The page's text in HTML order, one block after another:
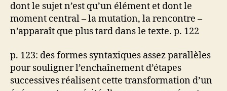
dont le sujet n’est qu’un élément et dont le
moment central – la mutation, la rencontre –
n’apparaît que plus tard dans le texte. p. 122
p. 123: des formes syntaxiques assez parallèles
pour souligner l’enchaînement d’étapes
successives réalisent cette transformation d’un